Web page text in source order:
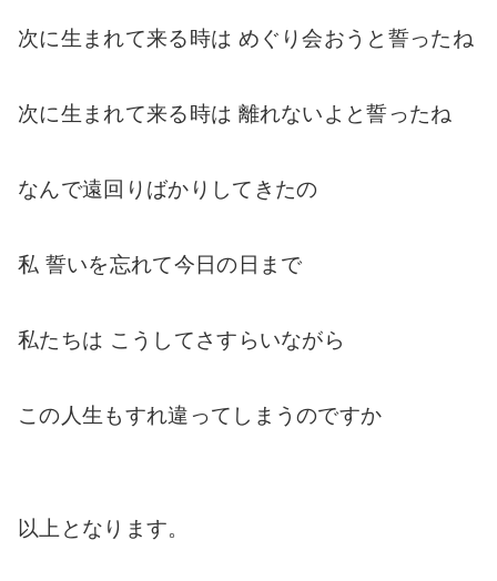
次に生まれて来る時は めぐり会おうと誓ったね
次に生まれて来る時は 離れないよと誓ったね
なんで遠回りばかりしてきたの
私 誓いを忘れて今日の日まで
私たちは こうしてさすらいながら
この人生もすれ違ってしまうのですか
以上となります。